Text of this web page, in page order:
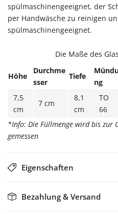
spülmaschinengeeignet, der
per Handwäsche zu reinigen
spülmaschinengeeignet.
Die Maße des
Höhe
Durchme
sser
Tiefe
ng
7,5
cm
7 cm
8,1
cm
TO
66
*Info: Die Füllmenge wird bis zur
gemessen
Eigenschaften
Bezahlung & Versand